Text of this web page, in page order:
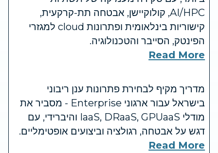
AI/HPC, קולוקיישן, אבטחה תת-קרקעית,
קישוריות בינלאומית ופתרונות cloud למגזרי
הפינטק, הסייבר והטכנולוגיה.
Read More
מדריך מקיף לבחירת פתרונות ענן ריבוני
בישראל עבור ארגוני Enterprise - מסביר את
מודלי IaaS, DRaaS, GPUaaS והיברידי, עם
דגש על אבטחה, רגולציה וביצועים אופטימליים.
Read More